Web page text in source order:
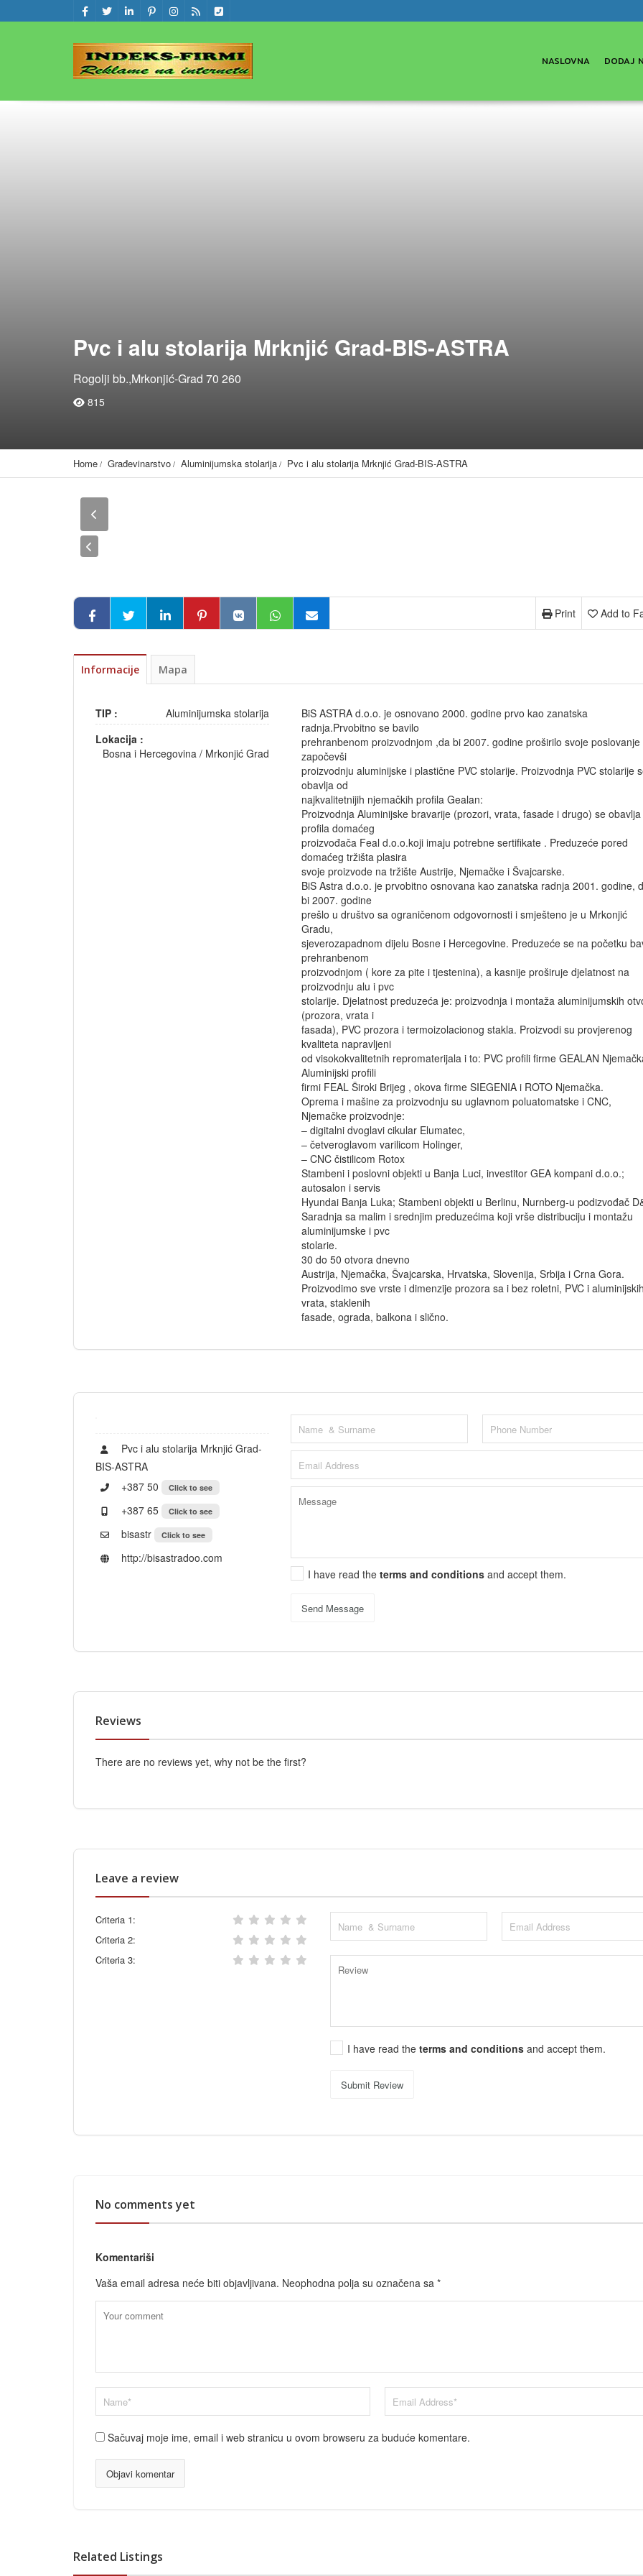
NASLOVNA DODAJ
Pvc i alu stolarija Mrknjić Grad-BIS-ASTRA
Rogolji bb.,Mrkonjić-Grad 70 260
815
Home Građevinarstvo Aluminijumska stolarija Pvc i alu stolarija Mrknjić Grad-BIS-ASTRA
Add to
Print
Informacije Mapa
TIP :
Aluminijumska stolarija
Lokacija :
Bosna i Hercegovina/ Mrkonjić Grad
BiS ASTRA d.o.o. je osnovano 2000. godine prvo kao zanatska
radnja.Prvobitno se bavilo
prehranbenom proizvodnjom ,da bi 2007. godine proširilo svoje poslovanje
započevši
proizvodnju aluminijske i plastične PVC stolarije. Proizvodnja PVC stolarije
obavlja od
najkvalitetnijih njemačkih profila Gealan:
Proizvodnja Aluminijske bravarije (prozori, vrata, fasade i drugo) se
profila domaćeg
proizvođača Feal d.o.o.koji imaju potrebne sertifikate . Preduzeće pored
domaćeg tržišta plasira
svoje proizvode na tržište Austrije, Njemačke i Švajcarske.
BiS Astra d.o.o. je prvobitno osnovana kao zanatska radnja 2001. godine,
bi 2007. godine
prešlo u društvo sa ograničenom odgovornosti i smješteno je u Mrkonjić
Gradu,
sjeverozapadnom dijelu Bosne i Hercegovine. Preduzeće se na početku
prehranbenom
proizvodnjom ( kore za pite i tjestenina), a kasnije proširuje djelatnost na
proizvodnju alu i pvc
stolarije. Djelatnost preduzeća je: proizvodnja i montaža aluminijumskih
(prozora, vrata i
fasada), PVC prozora i termoizolacionog stakla. Proizvodi su provjerenog
kvaliteta napravljeni
od visokokvalitetnih repromaterijala i to: PVC profili firme GEALAN
Aluminijski profili
firmi FEAL Široki Brijeg , okova firme SIEGENIA i ROTO Njemačka.
Oprema i mašine za proizvodnju su uglavnom poluatomatske i CNC,
Njemačke proizvodnje:
– digitalni dvoglavi cikular Elumatec,
– četveroglavom varilicom Holinger,
– CNC čistilicom Rotox
Stambeni i poslovni objekti u Banja Luci, investitor GEA kompani d.o.o.;
autosalon i servis
Hyundai Banja Luka; Stambeni objekti u Berlinu, Nurnberg-u podizvođač
Saradnja sa malim i srednjim preduzećima koji vrše distribuciju i montažu
aluminijumske i pvc
stolarie.
30 do 50 otvora dnevno
Austrija, Njemačka, Švajcarska, Hrvatska, Slovenija, Srbija i Crna Gora.
Proizvodimo sve vrste i dimenzije prozora sa i bez roletni, PVC i
vrata, staklenih
fasade, ograda, balkona i slično.
Pvc i alu stolarija Mrknjić Grad-
BIS-ASTRA
+387 50
Click to see
+387 65 Click to see
bisastr Click to see
http://bisastradoo.com
I have read the terms and conditions and accept them.
Send Message
Reviews
There are no reviews yet, why not be the first?
Leave a review
Criteria 1:
Criteria 2:
Criteria 3:
I have read theterms and conditionsand accept them.
Submit Review
No comments yet
Komentariši
Vaša email adresa neće biti objavljivana. Neophodna polja su označena sa *
Sačuvaj moje ime, email i web stranicu u ovom browseru za buduće komentare.
Related Listings